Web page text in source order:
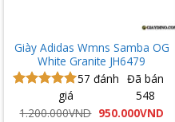
Giày Adidas Wmns Samba OG
White Granite JH6479
Được xếp
hạng5.00
57 đánh
giá
Đã bán
548
1.200.000VND Giá
950.000VNDGiá